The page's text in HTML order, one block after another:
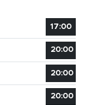
17:00
20:00
20:00
20:00